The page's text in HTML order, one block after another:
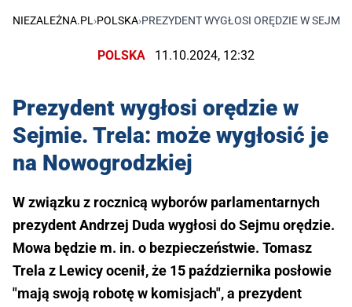
NIEZALEŻNA.PL ›POLSKA›PREZYDENT WYGŁOSI ORĘDZIE W
POLSKA 11.10.2024, 12:32
Prezydent wygłosi orędzie w
Sejmie. Trela: może wygłosić je
na Nowogrodzkiej
W związku z rocznicą wyborów parlamentarnych
prezydent Andrzej Duda wygłosi do Sejmu orędzie.
Mowa będzie m. in. o bezpieczeństwie. Tomasz
Trela z Lewicy ocenił, że 15 października posłowie
"mają swoją robotę w komisjach", a prezydent